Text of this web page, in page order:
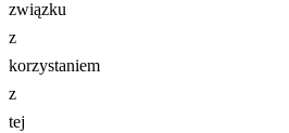
związku
z
korzystaniem
z
tej